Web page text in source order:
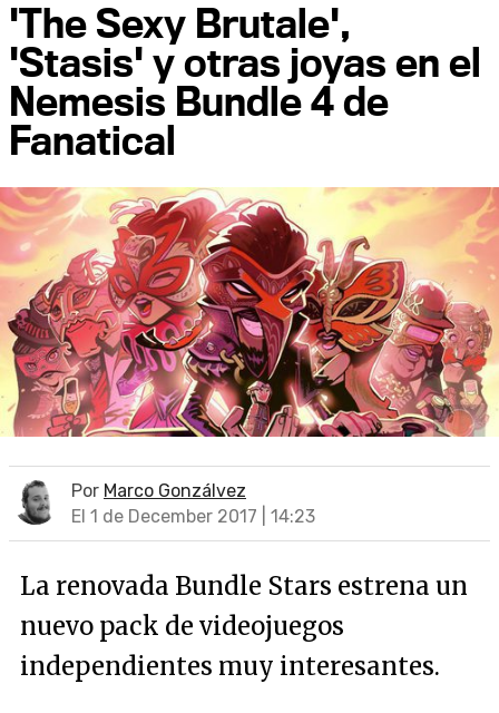
'The Sexy Brutale',
'Stasis' y otras joyas en el
Nemesis Bundle 4 de
Fanatical
Por Marco Gonzálvez
El 1 de December 2017 | 14:23
La renovada Bundle Stars estrena un
nuevo pack de videojuegos
independientes muy interesantes.